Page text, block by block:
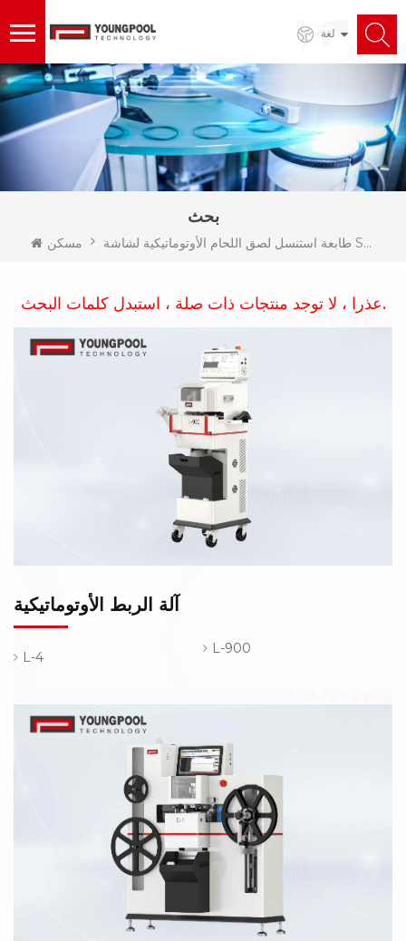
لغة
بحث
مسكن طابعة استنسل لصق اللحام الأوتوماتيكية لشاشة SMT
عذرا ، لا توجد منتجات ذات صلة ، استبدل كلمات البحث.
آلة الربط الأوتوماتيكية
L-4
L-900